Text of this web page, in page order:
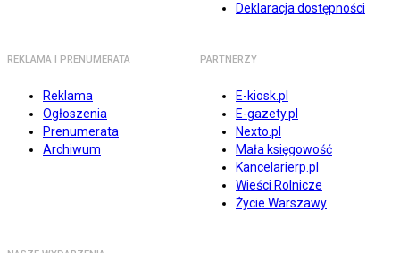
Deklaracja dostępności
REKLAMA I PRENUMERATA
Reklama
Ogłoszenia
Prenumerata
Archiwum
PARTNERZY
E-kiosk.pl
E-gazety.pl
Nexto.pl
Mała księgowość
Kancelarierp.pl
Wieści Rolnicze
Życie Warszawy